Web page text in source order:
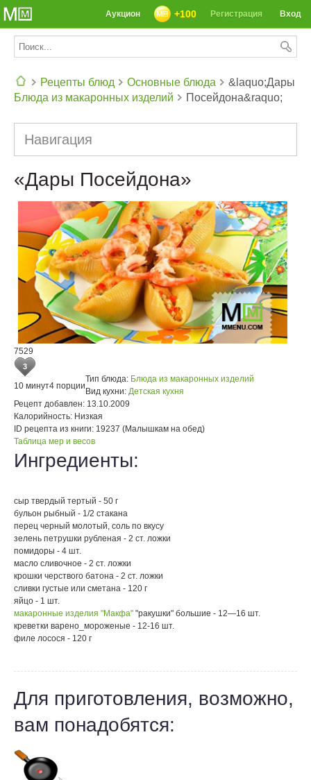
Вход
Регистрация
+100
Аукцион
Рецепты блюд
Основные блюда
Блюда из макаронных изделий
&laquo;Дары
Посейдона&raquo;
Навигация
«Дары Посейдона»
7529
3
10 минут4 порции
Тип блюда: Блюда из макаронных изделий
Вид кухни: Детская кухня
Рецепт добавлен: 13.10.2009
Калорийность: Низкая
ID рецепта из книги: 19237 (Малышкам на обед)
Таблица мер и весов
Ингредиенты:
сыр твердый тертый - 50 г
бульон рыбный - 1/2 стакана
перец черный молотый, соль по вкусу
зелень петрушки рубленая - 2 ст. ложки
помидоры - 4 шт.
масло сливочное - 2 ст. ложки
крошки черствого батона - 2 ст. ложки
сливки густые или сметана - 120 г
яйцо - 1 шт.
макаронные изделия "Макфа" "ракушки" большие - 12—16 шт.
креветки варено_мороженые - 12-16 шт.
филе лосося - 120 г
Для приготовления, возможно,
вам понадобятся: